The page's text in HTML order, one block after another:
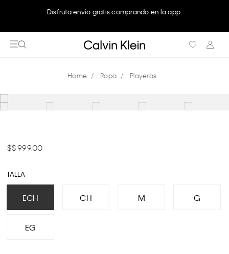
Disfruta envío gratis comprando en la app.
Ropa Playeras
$ 999.00
TALLA
ECH CH M G
EG